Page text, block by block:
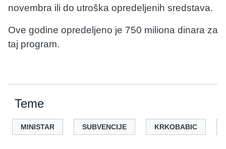
novembra ili do utroška opredeljenih sredstava.
Ove godine opredeljeno je 750 miliona dinara za
taj program.
Teme
MINISTAR SUBVENCIJE KRKOBABIC